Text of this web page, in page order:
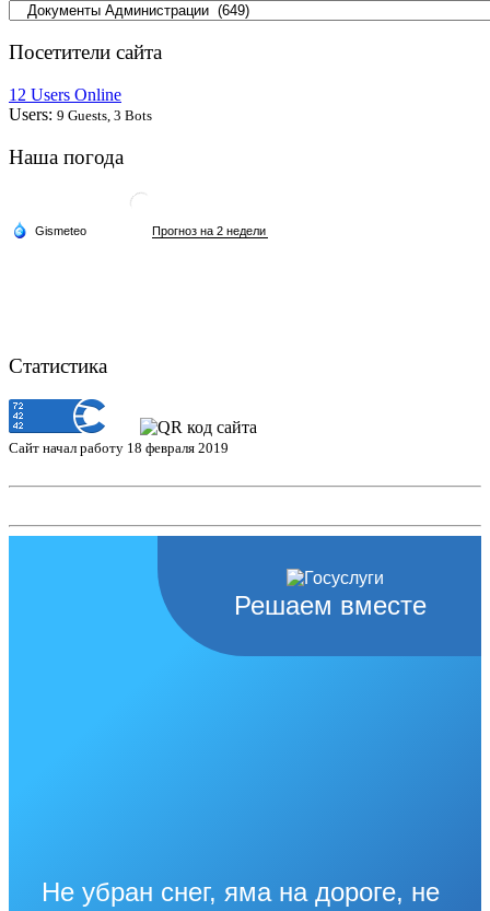
Посетители сайта
12 Users Online
Users: 9 Guests, 3 Bots
Наша погода
Статистика
Сайт начал работу 18 февраля 2019
Решаем вместе
Не убран снег, яма на дороге, не